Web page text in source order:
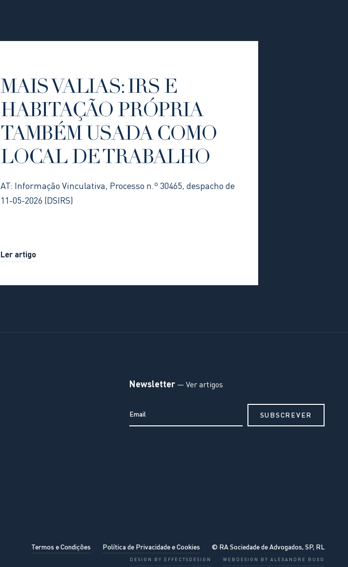
MAIS VALIAS: IRS E
HABITAÇÃO PRÓPRIA
TAMBÉM USADA COMO
LOCAL DE TRABALHO
AT: Informação Vinculativa, Processo n.º 30465, despacho de
11-05-2026 (DSIRS)
Ler artigo
Newsletter — Ver artigos
Termos e Condições Política de Privacidade e Cookies © RA Sociedade de Advogados, SP, RL
DESIGN BY EFFECTSDESIGN WEBDESIGN BY ALEXANDRE BUXO